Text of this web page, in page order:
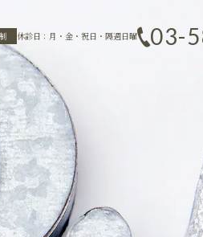
休診日：月・金・祝日・隔週日曜 03-